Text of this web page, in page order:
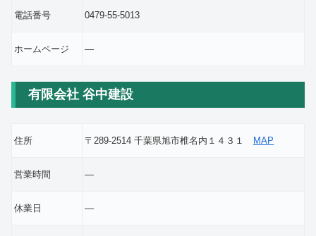
電話番号 0479-55-5013
ホームページ ―
有限会社 谷中建設
住所 〒289-2514 千葉県旭市椎名内１４３１ MAP
営業時間 ―
休業日 ―